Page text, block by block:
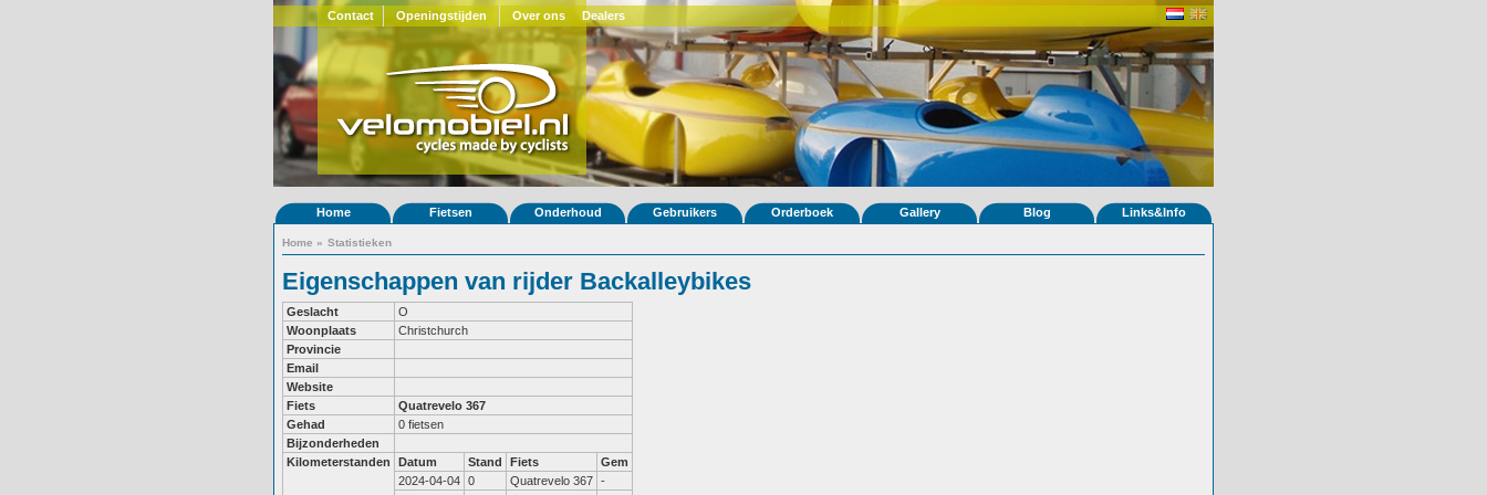
Contact Openingstijden Over ons Dealers
Home Fietsen Onderhoud Gebruikers Orderboek Gallery Blog Links&Info
Home » Statistieken
Eigenschappen van rijder Backalleybikes
Geslacht
O
Woonplaats
Christchurch
Provincie
Email
Website
Fiets
Quatrevelo 367
Gehad
0 fietsen
Bijzonderheden
Kilometerstanden
Datum Stand Fiets
Gem
2024-04-04 0 Quatrevelo 367 -